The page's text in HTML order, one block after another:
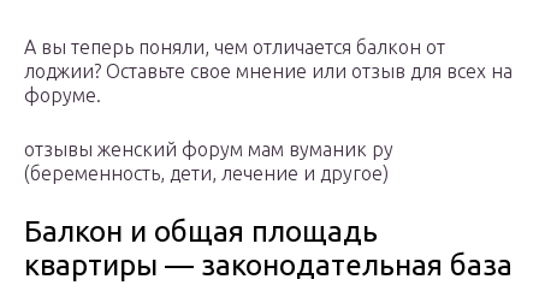
А вы теперь поняли, чем отличается балкон от
лоджии? Оставьте свое мнение или отзыв для всех на
форуме.
отзывы женский форум мам вуманик ру
(беременность, дети, лечение и другое)
Балкон и общая площадь
квартиры — законодательная база